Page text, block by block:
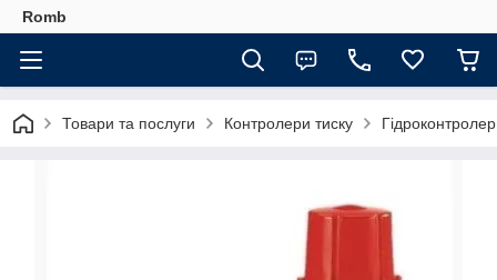
Romb
Товари та послуги Контролери тиску